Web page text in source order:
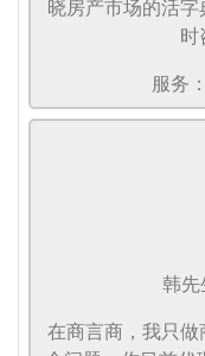
晓房产市场的活
时
服务：
韩先
在商言商，我只